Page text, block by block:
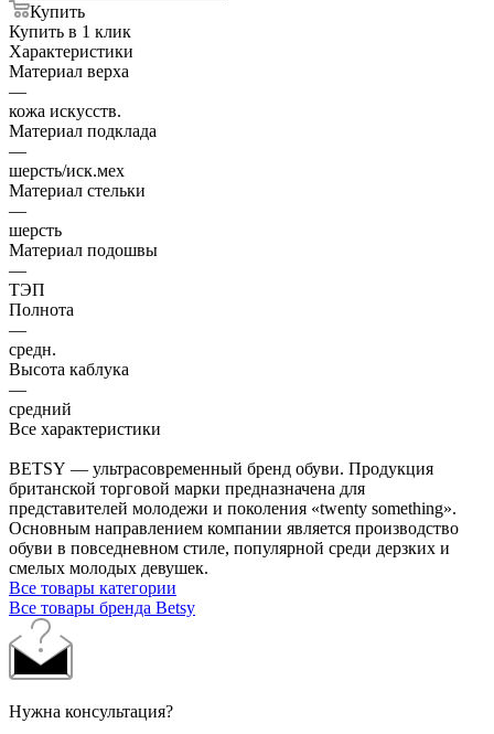
Купить
Купить в 1 клик
Характеристики
Материал верха
—
кожа искусств.
Материал подклада
—
шерсть/иск.мех
Материал стельки
—
шерсть
Материал подошвы
—
ТЭП
Полнота
—
средн.
Высота каблука
—
средний
Все характеристики
BETSY — ультрасовременный бренд обуви. Продукция
британской торговой марки предназначена для
представителей молодежи и поколения «twenty something».
Основным направлением компании является производство
обуви в повседневном стиле, популярной среди дерзких и
смелых молодых девушек.
Все товары категории
Все товары бренда Betsy
Нужна консультация?